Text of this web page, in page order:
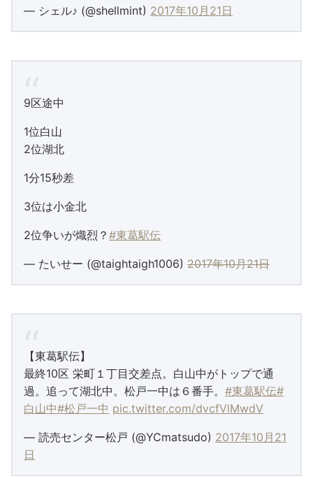
— シェル♪ (@shellmint) 2017年10月21日
9区途中
1位白山
2位湖北
1分15秒差
3位は小金北
2位争いが熾烈？ #東葛駅伝
— たいせー (@taightaigh1006) 2017年10月21日
【東葛駅伝】
最終10区 栄町１丁目交差点。白山中がトップで通
過。追って湖北中。松戸一中は６番手。 #東葛駅伝#
白山中#松戸一中 pic.twitter.com/dvcfVlMwdV
— 読売センター松戸 (@YCmatsudo) 2017年10月21
日